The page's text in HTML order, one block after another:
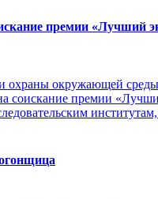
премии «Лучший
охраны окружающей
соискание премии